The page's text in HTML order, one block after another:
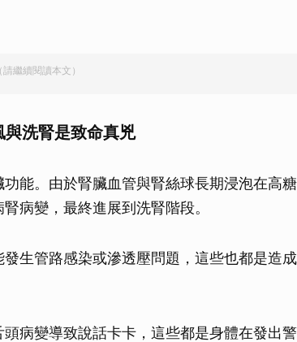
繼續閱讀本文）
洗腎是致命真兇
能。由於腎臟血管與腎絲球長期浸泡在高
病變，最終進展到洗腎階段。
生管路感染或滲透壓問題，這些也都是造
病變導致說話卡卡，這些都是身體在發出警